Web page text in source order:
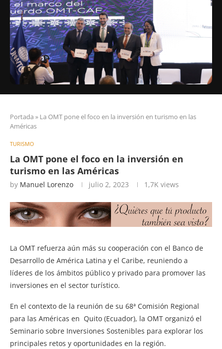
Portada » La OMT pone el foco en la inversión en turismo en las
Américas
TURISMO
La OMT pone el foco en la inversión en
turismo en las Américas
by Manuel Lorenzo julio 2, 2023 1,7K views
La OMT refuerza aún más su cooperación con el Banco de
Desarrollo de América Latina y el Caribe, reuniendo a
líderes de los ámbitos público y privado para promover las
inversiones en el sector turístico.
En el contexto de la reunión de su 68ª Comisión Regional
para las Américas en Quito (Ecuador), la OMT organizó el
Seminario sobre Inversiones Sostenibles para explorar los
principales retos y oportunidades en la región.